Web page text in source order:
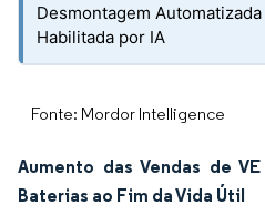
Desmontagem
Habilitada por IA
Fonte: Mordor Intelligence
Aumento das Vendas de
Baterias ao Fim da Vida Útil